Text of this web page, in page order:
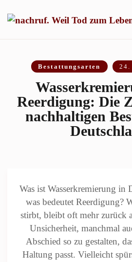
Bestattungsarten 24.
Reerdigung: Die
nachhaltigen
Was ist Wasserkremierung in
was bedeutet Reerdigung?
stirbt, bleibt oft mehr zurück
Unsicherheit, manchmal
Abschied so zu gestalten,
Haltung passt. Vielleicht